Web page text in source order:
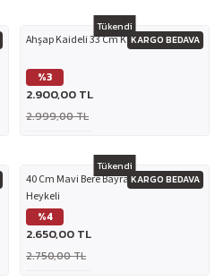
Tükendi
KARGO BEDAVA
Ahşap Kaideli 33 Cm Komando Heykeli
%3
2.900,00 TL
2.999,00 TL
Tükendi
KARGO BEDAVA
40 Cm Mavi Bere Bayraklı Komando
Heykeli
%4
2.650,00 TL
2.750,00 TL